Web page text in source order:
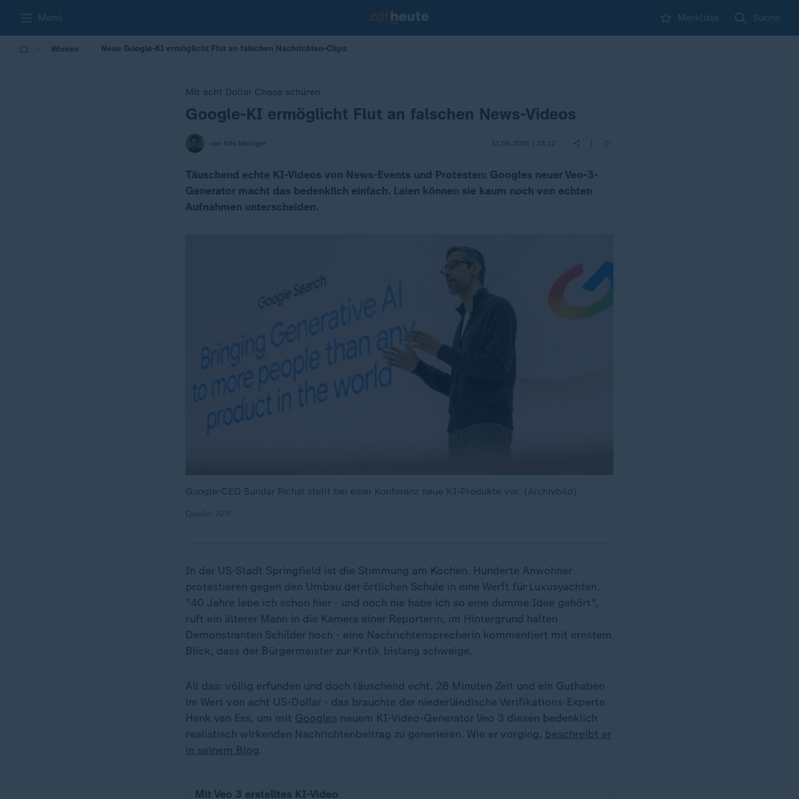
Menü Merkliste Suche
Wissen Neue Google-KI ermöglicht Flut an falschen Nachrichten-Clips
Mit acht Dollar Chaos schüren
:
Google-KI ermöglicht Flut an falschen News-Videos
von Nils Metzger 31.05.2025 | 13:12
Täuschend echte KI-Videos von News-Events und Protesten: Googles neuer Veo-3-
Generator macht das bedenklich einfach. Laien können sie kaum noch von echten
Aufnahmen unterscheiden.
Google-CEO Sundar Pichai stellt bei einer Konferenz neue KI-Produkte vor. (Archivbild)
In der US-Stadt Springfield ist die Stimmung am Kochen. Hunderte Anwohner
protestieren gegen den Umbau der örtlichen Schule in eine Werft für Luxusyachten.
"40 Jahre lebe ich schon hier - und noch nie habe ich so eine dumme Idee gehört",
ruft ein älterer Mann in die Kamera einer Reporterin, im Hintergrund halten
Demonstranten Schilder hoch - eine Nachrichtensprecherin kommentiert mit ernstem
Blick, dass der Bürgermeister zur Kritik bislang schweige.
All das: völlig erfunden und doch täuschend echt. 28 Minuten Zeit und ein Guthaben
im Wert von acht US-Dollar - das brauchte der niederländische Verifikations-Experte
Henk van Ess, um mit Googles neuem KI-Video-Generator Veo 3 diesen bedenklich
realistisch wirkenden Nachrichtenbeitrag zu generieren. Wie er vorging, beschreibt er
in seinem Blog.
Mit Veo 3 erstelltes KI-Video